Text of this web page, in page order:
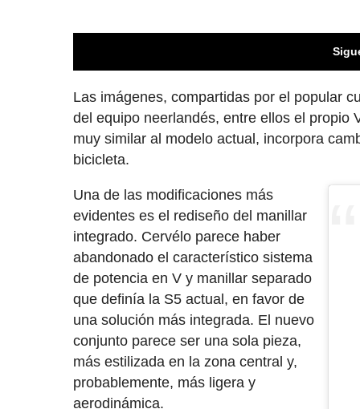
Las imágenes, compartidas por el popular
del equipo neerlandés, entre ellos el propio
muy similar al modelo actual, incorpora
bicicleta.
Una de las modificaciones más
evidentes es el rediseño del manillar
integrado. Cervélo parece haber
abandonado el característico sistema
de potencia en V y manillar separado
que definía la S5 actual, en favor de
una solución más integrada. El nuevo
conjunto parece ser una sola pieza,
más estilizada en la zona central y,
probablemente, más ligera y
aerodinámica.